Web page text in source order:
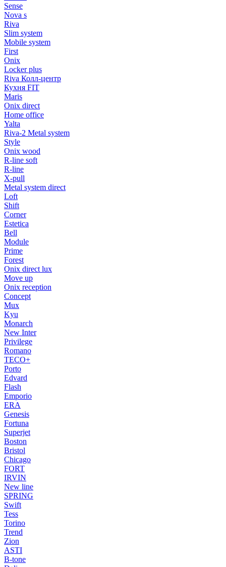
Sense
Nova s
Riva
Slim system
Mobile system
First
Onix
Locker plus
Riva Колл-центр
Кухня FIT
Maris
Onix direct
Home office
Yalta
Riva-2 Metal system
Style
Onix wood
R-line soft
R-line
X-pull
Metal system direct
Loft
Shift
Corner
Estetica
Bell
Module
Prime
Forest
Onix direct lux
Move up
Onix reception
Concept
Mux
Kyu
Monarch
New Inter
Privilege
Romano
TECO+
Porto
Edvard
Flash
Emporio
ERA
Genesis
Fortuna
Superjet
Boston
Bristol
Chicago
FORT
IRVIN
New line
SPRING
Swift
Tess
Torino
Trend
Zion
ASTI
B-tone